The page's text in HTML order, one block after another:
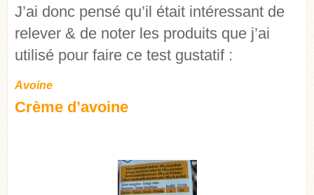
J’ai donc pensé qu’il était intéressant de
relever & de noter les produits que j’ai
utilisé pour faire ce test gustatif :
Avoine
Crème d’avoine